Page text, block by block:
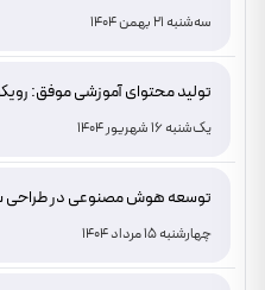
سه‌شنبه 21 بهمن 1404
تولید محتوای آموزشی موفق:
یک‌شنبه 16 شهریور 1404
توسعه هوش مصنوعی در طراحی
چهارشنبه 15 مرداد 1404